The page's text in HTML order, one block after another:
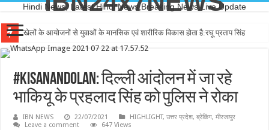
Hindi News, Latest Hindi News,Breaking News,Live Update
खेलों के आयोजनों से युवाओं के मानसिक एवं शारीरिक विकास होता है:रघू प्रताप सिंह
#KisanAndolan: दिल्ली आंदोलन में जा रहे
भाकियू के प्रहलाद सिंह को पुलिस ने रोका
IBN NEWS 22/07/2021 HIGHLIGHT,उत्तर प्रदेश,ब्रेकिंग,मीरजापुर
Leave a comment
647 Views